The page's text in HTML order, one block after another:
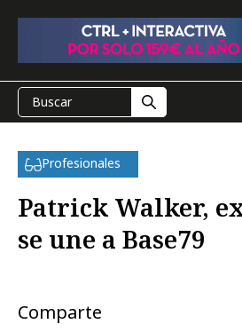
Profesionales
Patrick Walker,
se une a Base79
Comparte